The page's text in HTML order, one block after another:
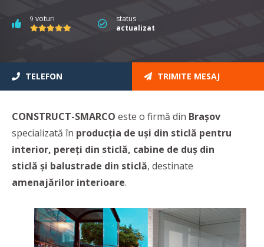
9 voturi
status
actualizat
TELEFON TRIMITE MESAJ
CONSTRUCT-SMARCO este o firmă din Brașov
specializată în producția de uși din sticlă pentru
interior, pereți din sticlă, cabine de duș din
sticlă și balustrade din sticlă, destinate
amenajărilor interioare.